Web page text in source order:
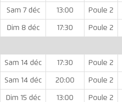
Sam 7 déc 13:00 Poule 2
Dim 8 déc 17:30 Poule 2
Sam 14 déc 17:30 Poule 2
Sam 14 déc 20:00 Poule 2
Dim 15 déc 13:00 Poule 2